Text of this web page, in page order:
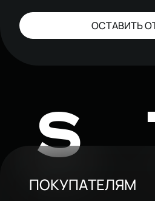
ОСТАВИТЬ
ПОКУПАТЕЛЯМ